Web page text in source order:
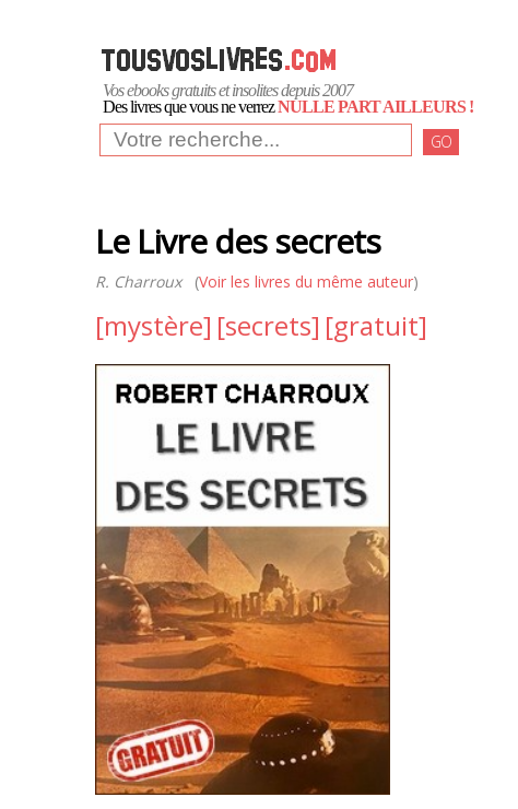
Vos ebooks gratuits et insolites depuis 2007
Des livres que vous ne verrezNULLE PART AILLEURS !
GO
Le Livre des secrets
R. Charroux(Voir les livres du même auteur)
[mystère] [secrets] [gratuit]